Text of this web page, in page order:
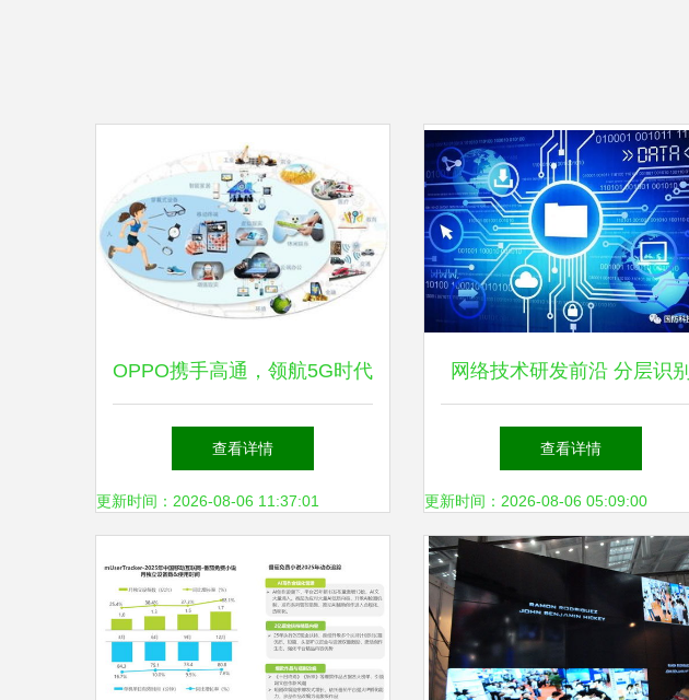
OPPO携手高通，领航5G时代
加速移动网络技术革新
查看详情
更新时间：2026-08-06 11:37:01
网络技术研发前沿 分层识别
验证与人工智能在生物环境威
胁监视中的应用
查看详情
更新时间：2026-08-06 05:09:00